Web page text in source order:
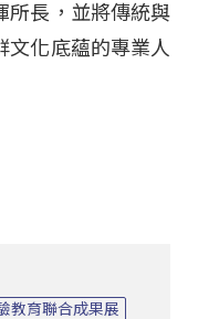
所長，並將傳統與
文化底蘊的專業人
教育聯合成果展